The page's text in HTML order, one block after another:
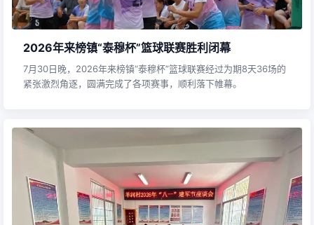
2026年来榜镇“泰穆杯”篮球联赛胜利闭幕
7月30日晚，2026年来榜镇“泰穆杯”篮球联赛经过为期8天36场的
紧张激烈角逐，圆满完成了各项赛事，顺利落下帷幕。